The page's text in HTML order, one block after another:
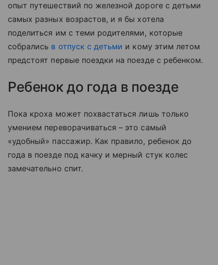
опыт путешествий по железной дороге с детьми
самых разных возрастов, и я бы хотела
поделиться им с теми родителями, которые
собрались в отпуск с детьми и кому этим летом
предстоят первые поездки на поезде с ребенком.
Ребенок до года в поезде
Пока кроха может похвастаться лишь только
умением переворачиваться – это самый
«удобный» пассажир. Как правило, ребенок до
года в поезде под качку и мерный стук колес
замечательно спит.